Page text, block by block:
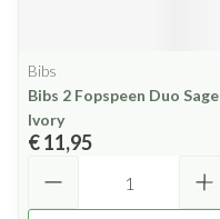
Bibs
Bibs 2 Fopspeen Duo Sage
Ivory
€ 11,95